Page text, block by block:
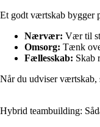
Et godt værtskab bygger
Nærvær: Vær til
Omsorg: Tænk
Fællesskab: Skab
Når du udviser værtskab,
Hybrid teambuilding: